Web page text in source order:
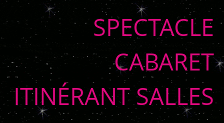
SPECTACLE
CABARET
ITINÉRANT SALLES